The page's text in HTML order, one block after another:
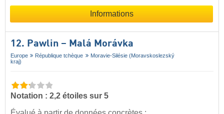
Informations
12. Pawlin – Malá Morávka
Europe République tchèque
Moravie-Silésie (Moravskoslezský
kraj)
Notation : 2,2 étoiles sur 5